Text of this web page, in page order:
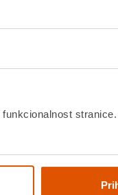
DODAJTE
KUPITE
Ocjene